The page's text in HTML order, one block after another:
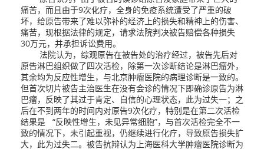
痛苦，而且由于9次化疗，全身的免疫系统遭受了严重的破
坏，给原告带来了难以弥补的经济上的损失和精神上的伤害、
痛苦，现根据法律的规定，请求法院判决被告赔偿各种损失
30万元，并承担诉讼费用。
法院认为，综观原告在被告处的治疗经过，被告先后对
原告淋巴组织做了四次活检，除第一次诊断结论是淋巴瘤外，
其余均为反应性增生，与北京肿瘤医院的病理诊断是一致的。
但首次切片被告主治医生在没有会诊的情况下即确诊原告为淋
巴瘤，反映了其过于肯定、自信的心理状态，此为过失一；之
后在不到两年的时间内对原告9次化疗，特别是在第二次活检
结果是 “反映性增生，未见异常细胞”，与首次活检完全不一
致的情况下，未引起重视，仍继续进行化疗，导致原告损失扩
大，此为过失二。被告抗辩认为上海医科大学肿瘤医院诊断为